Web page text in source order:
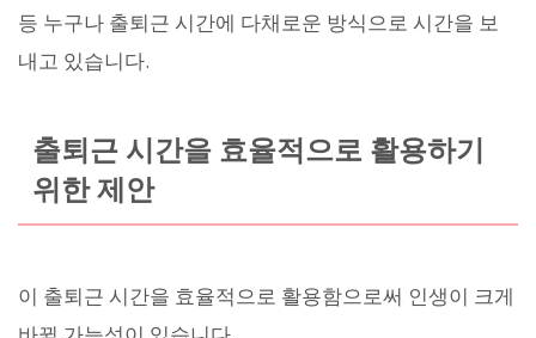
등 누구나 출퇴근 시간에 다채로운 방식으로 시간을 보
내고 있습니다.
출퇴근 시간을 효율적으로 활용하기
위한 제안
이 출퇴근 시간을 효율적으로 활용함으로써 인생이 크게